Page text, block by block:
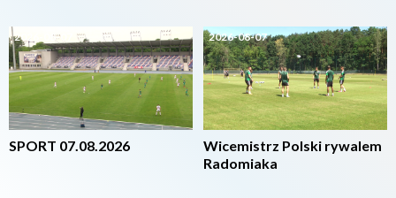
2026-08-07
SPORT 07.08.2026
2026-08-07
Wicemistrz Polski rywalem
Radomiaka